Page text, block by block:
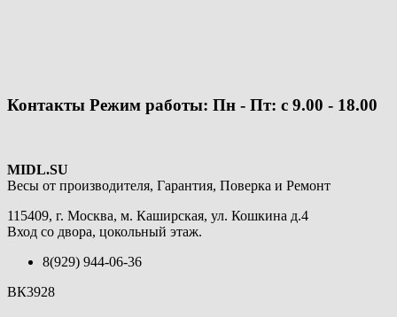
Контакты Режим работы: Пн - Пт: с 9.00 - 18.00
MIDL.SU
Весы от производителя, Гарантия, Поверка и Ремонт
115409, г. Москва, м. Каширская, ул. Кошкина д.4
Вход со двора, цокольный этаж.
8(929) 944-06-36
ВК3928